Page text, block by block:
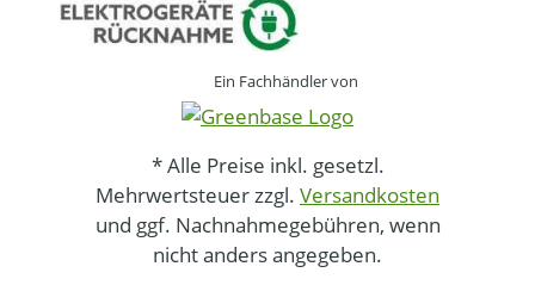
Ein Fachhändler von
* Alle Preise inkl. gesetzl.
Mehrwertsteuer zzgl. Versandkosten
und ggf. Nachnahmegebühren, wenn
nicht anders angegeben.